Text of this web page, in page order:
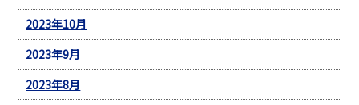
2023年10月
2023年9月
2023年8月